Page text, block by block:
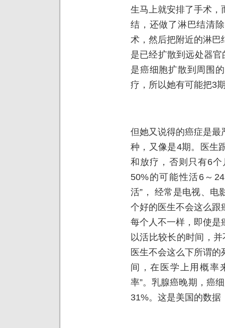
生马上就安排了手术，
结，还做了淋巴结清
术，然后把附近的淋巴
是已经扩散到远处器
是癌细胞扩散到周围
疗，所以她有可能把3
但她又说得的癌症是最
种，又像是4期。医生
和放疗，否则只有6
50%的可能性活6～
活”， 经常是电视、电
个好的医生不会这么跟
每个人不一样，即使是
以活比较长的时间，
医生不会这么下所谓
间，在医学上用概率
率”。乳腺癌晚期，癌
31%。这是美国的数